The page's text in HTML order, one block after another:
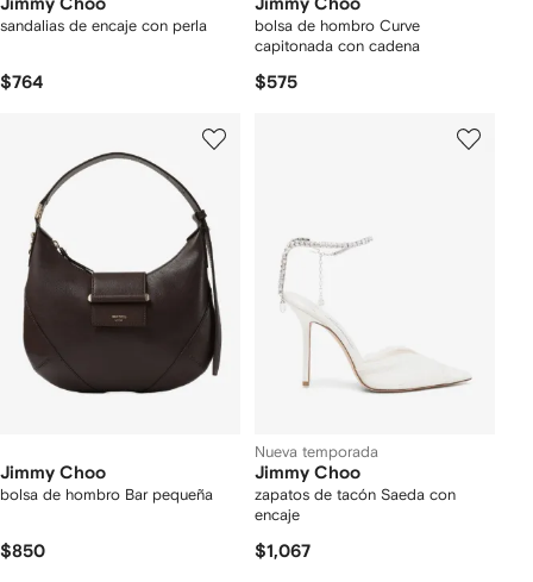
Jimmy Choo
sandalias de encaje con perla
$764
Jimmy Choo
bolsa de hombro Curve
capitonada con cadena
$575
Jimmy Choo
bolsa de hombro Bar pequeña
$850
Nueva temporada
Jimmy Choo
zapatos de tacón Saeda con
encaje
$1,067